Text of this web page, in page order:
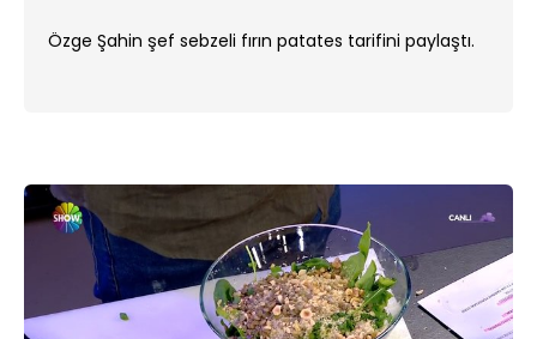
Özge Şahin şef sebzeli fırın patates tarifini paylaştı.